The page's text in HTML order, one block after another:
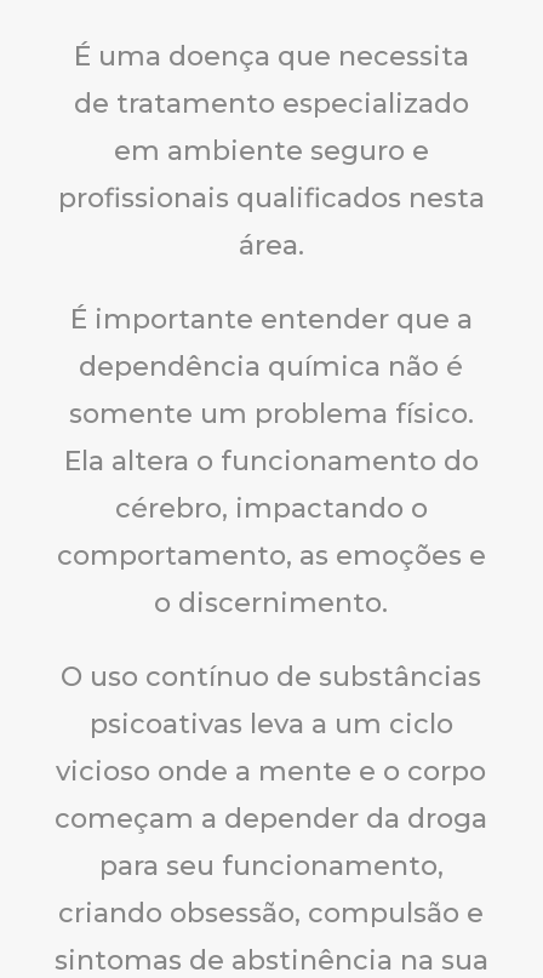
É uma doença que necessita
de tratamento especializado
em ambiente seguro e
profissionais qualificados nesta
área.
É importante entender que a
dependência química não é
somente um problema físico.
Ela altera o funcionamento do
cérebro, impactando o
comportamento, as emoções e
o discernimento.
O uso contínuo de substâncias
psicoativas leva a um ciclo
vicioso onde a mente e o corpo
começam a depender da droga
para seu funcionamento,
criando obsessão, compulsão e
sintomas de abstinência na sua